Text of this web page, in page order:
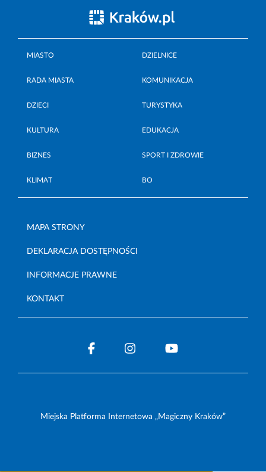
MIASTO DZIELNICE
RADA MIASTA KOMUNIKACJA
DZIECI TURYSTYKA
KULTURA EDUKACJA
BIZNES SPORT I ZDROWIE
KLIMAT BO
MAPA STRONY
DEKLARACJA DOSTĘPNOŚCI
INFORMACJE PRAWNE
KONTAKT
Miejska Platforma Internetowa „Magiczny Kraków”